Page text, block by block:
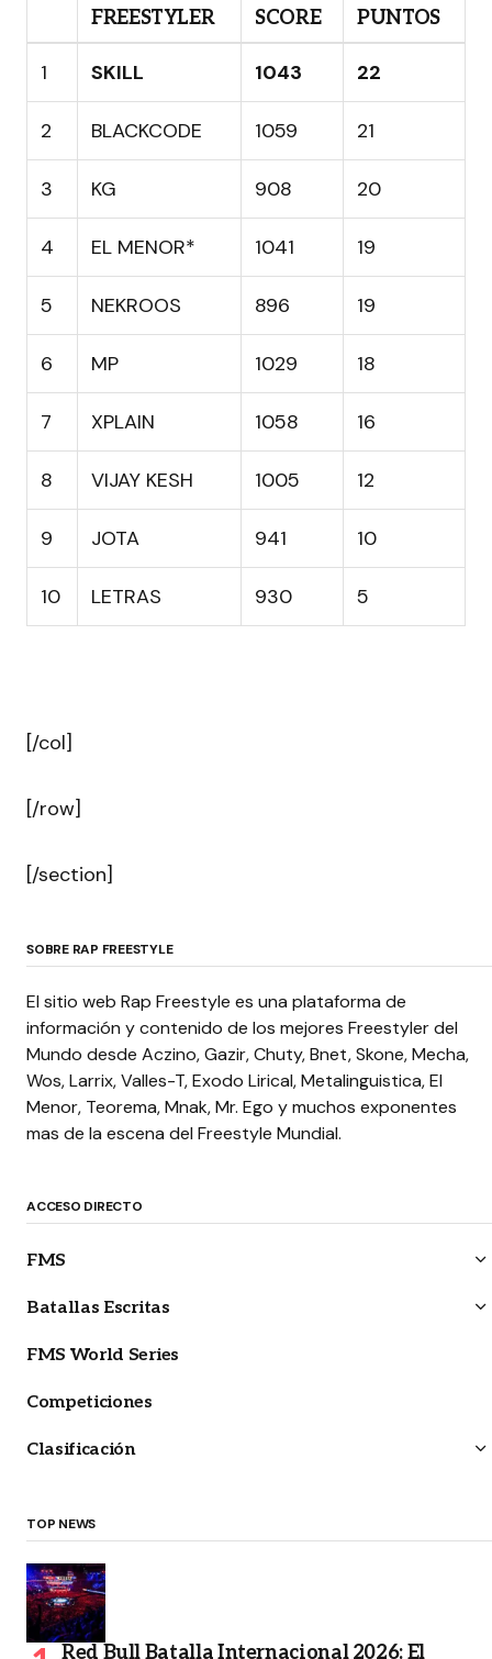
FREESTYLER SCORE PUNTOS
1 SKILL 1043 22
2 BLACKCODE 1059 21
3 KG 908 20
4 EL MENOR* 1041 19
5 NEKROOS 896 19
6 MP 1029 18
7 XPLAIN 1058 16
8 VIJAY KESH 1005 12
9 JOTA 941 10
10 LETRAS 930 5
[/col]
[/row]
[/section]
SOBRE RAP FREESTYLE
El sitio web Rap Freestyle es una plataforma de
información y contenido de los mejores Freestyler del
Mundo desde Aczino, Gazir, Chuty, Bnet, Skone, Mecha,
Wos, Larrix, Valles-T, Exodo Lirical, Metalinguistica, El
Menor, Teorema, Mnak, Mr. Ego y muchos exponentes
mas de la escena del Freestyle Mundial.
ACCESO DIRECTO
FMS
Batallas Escritas
FMS World Series
Competiciones
Clasificación
TOP NEWS
Red Bull Batalla Internacional 2026: El